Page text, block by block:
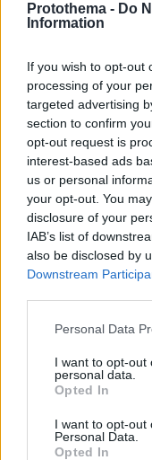
Protothema - Do
Information
If you wish to opt-out
processing of your
targeted advertising
section to confirm
opt-out request is
interest-based ads
us or personal
your opt-out. You
disclosure of your
IAB’s list of
also be disclosed by
Downstream
Please note that this
not limited to your
grant or deny
use your data for
consent section.
Personal Data
I want to opt-out
personal data.
Opted In
I want to opt-out
Personal Data.
Opted In
Κορωνοϊός: Κύμα
Ποια έχουν το
Οι συρροές
νοσηλευτικά
Φροντίδας
πανδημίας, με
μέτρα προστασίας